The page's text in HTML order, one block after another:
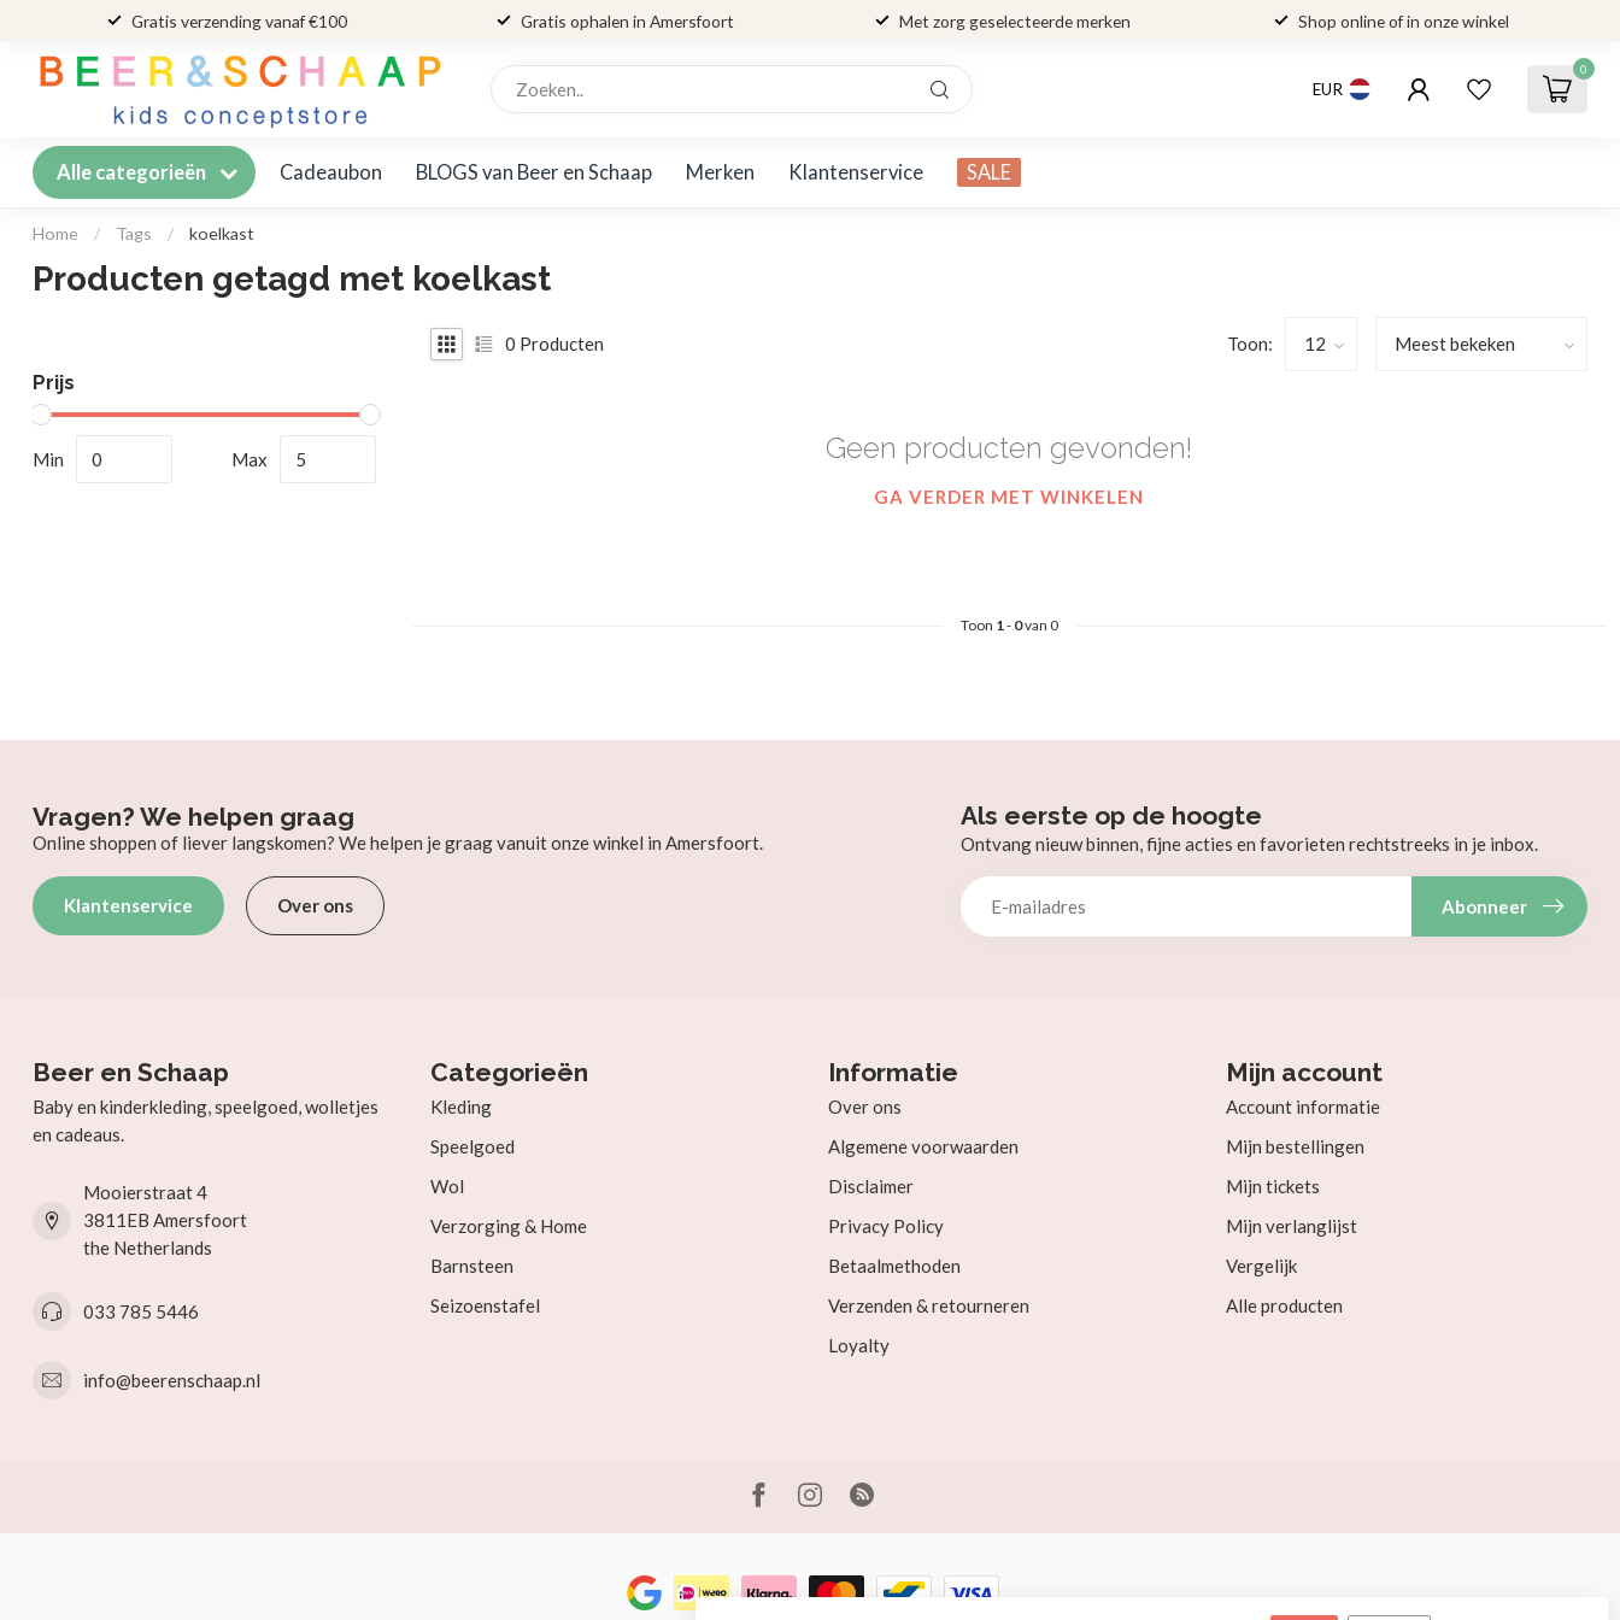
Gratis verzending vanaf €100 Gratis ophalen in Amersfoort Met zorg geselecteerde merken Shop online of in onze winkel
EUR
0
Alle categorieën Cadeaubon BLOGS van Beer en Schaap Merken Klantenservice SALE
Home / Tags / koelkast
Producten getagd met koelkast
Prijs
Min Max
0 Producten Toon:
Geen producten gevonden!
GA VERDER MET WINKELEN
Toon 1- 0van 0
Vragen? We helpen graag
Online shoppen of liever langskomen? We helpen je graag vanuit onze winkel in Amersfoort.
Klantenservice Over ons
Als eerste op de hoogte
Ontvang nieuw binnen, fijne acties en favorieten rechtstreeks in je inbox.
Abonneer
Beer en Schaap
Baby en kinderkleding, speelgoed, wolletjes
en cadeaus.
Mooierstraat 4
3811EB Amersfoort
the Netherlands
033 785 5446
info@beerenschaap.nl
Categorieën
Kleding
Speelgoed
Wol
Verzorging & Home
Barnsteen
Seizoenstafel
Informatie
Over ons
Algemene voorwaarden
Disclaimer
Privacy Policy
Betaalmethoden
Verzenden & retourneren
Loyalty
Mijn account
Account informatie
Mijn bestellingen
Mijn tickets
Mijn verlanglijst
Vergelijk
Alle producten